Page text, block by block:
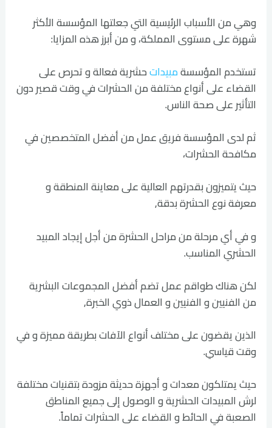
وهي من الأسباب الرئيسية التي جعلتها المؤسسة الأكثر
شهرة على مستوى المملكة، و من أبرز هذه المزايا:
تستخدم المؤسسةمبيداتحشرية فعالة و تحرص على
القضاء على أنواع مختلفة من الحشرات في وقت قصير دون
التأثير على صحة الناس.
ثم لدى المؤسسة فريق عمل من أفضل المتخصصين في
مكافحة الحشرات،
حيث يتميزون بقدرتهم العالية على معاينة المنطقة و
معرفة نوع الحشرة بدقة,
و في أي مرحلة من مراحل الحشرة من أجل إيجاد المبيد
الحشري المناسب.
لكن هناك طواقم عمل تضم أفضل المجموعات البشرية
من الفنيين و الفنيين و العمال ذوي الخبرة,
الذين يقضون على مختلف أنواع الآفات بطريقة مميزة و في
وقت قياسي.
حيث يمتلكون معدات و أجهزة حديثة مزودة بتقنيات مختلفة
لرش المبيدات الحشرية و الوصول إلى جميع المناطق
الصعبة في الحائط و القضاء على الحشرات تماماً.